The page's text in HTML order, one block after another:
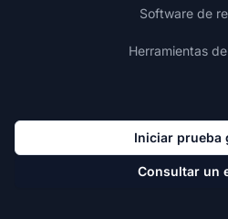
Software de
Herramientas
Iniciar prueba
Consultar un